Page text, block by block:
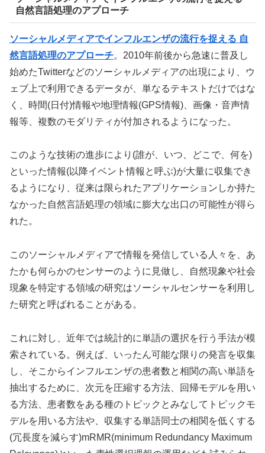
自然言語処理のアプローチ
ソーシャルメディアでインフルエンザの流行を捉える 自
然言語処理のアプローチ。2010年前後から急速に普及し
始めたTwitterなどのソーシャルメディアの出現により、ウ
ェブ上で利用できるデータが、単なるテキストだけではな
く、時間(日付)情報や地理情報(GPS情報)、画像・音声情
報等、複数のモダリティが付加されるようになった。
このような技術の進歩により(誰が、いつ、どこで、何を)
といった情報(以降イベント情報と呼ぶ)が大量に収集でき
るようになり、従来は限られたアプリケーションしか持た
なかった自然言語処理の領域に膨大な出口の可能性が得ら
れた。
このソーシャルメディアで情報を発信している人々を、あ
たかも何らかのセンサーのように見做し、自然現象や社会
現象を特定する領域の研究はソーシャルセンサーを利用し
た研究と呼ばれることがある。
これに対し、近年では統計的に単語の選択を行う手法が模
索されている。例えば、いったん可能な限りの発言を収集
し、そこからインフルエンザの患者数と相関の高い単語を
抽出するために、次元を圧縮する方法、回帰モデルを用い
る方法、患者数をある種のトピックとみなしてトピックモ
デルを用いる方法や、収集する単語同士の相関を低くする
(冗長度を減らす)mRMR(minimum Redundancy Maximum